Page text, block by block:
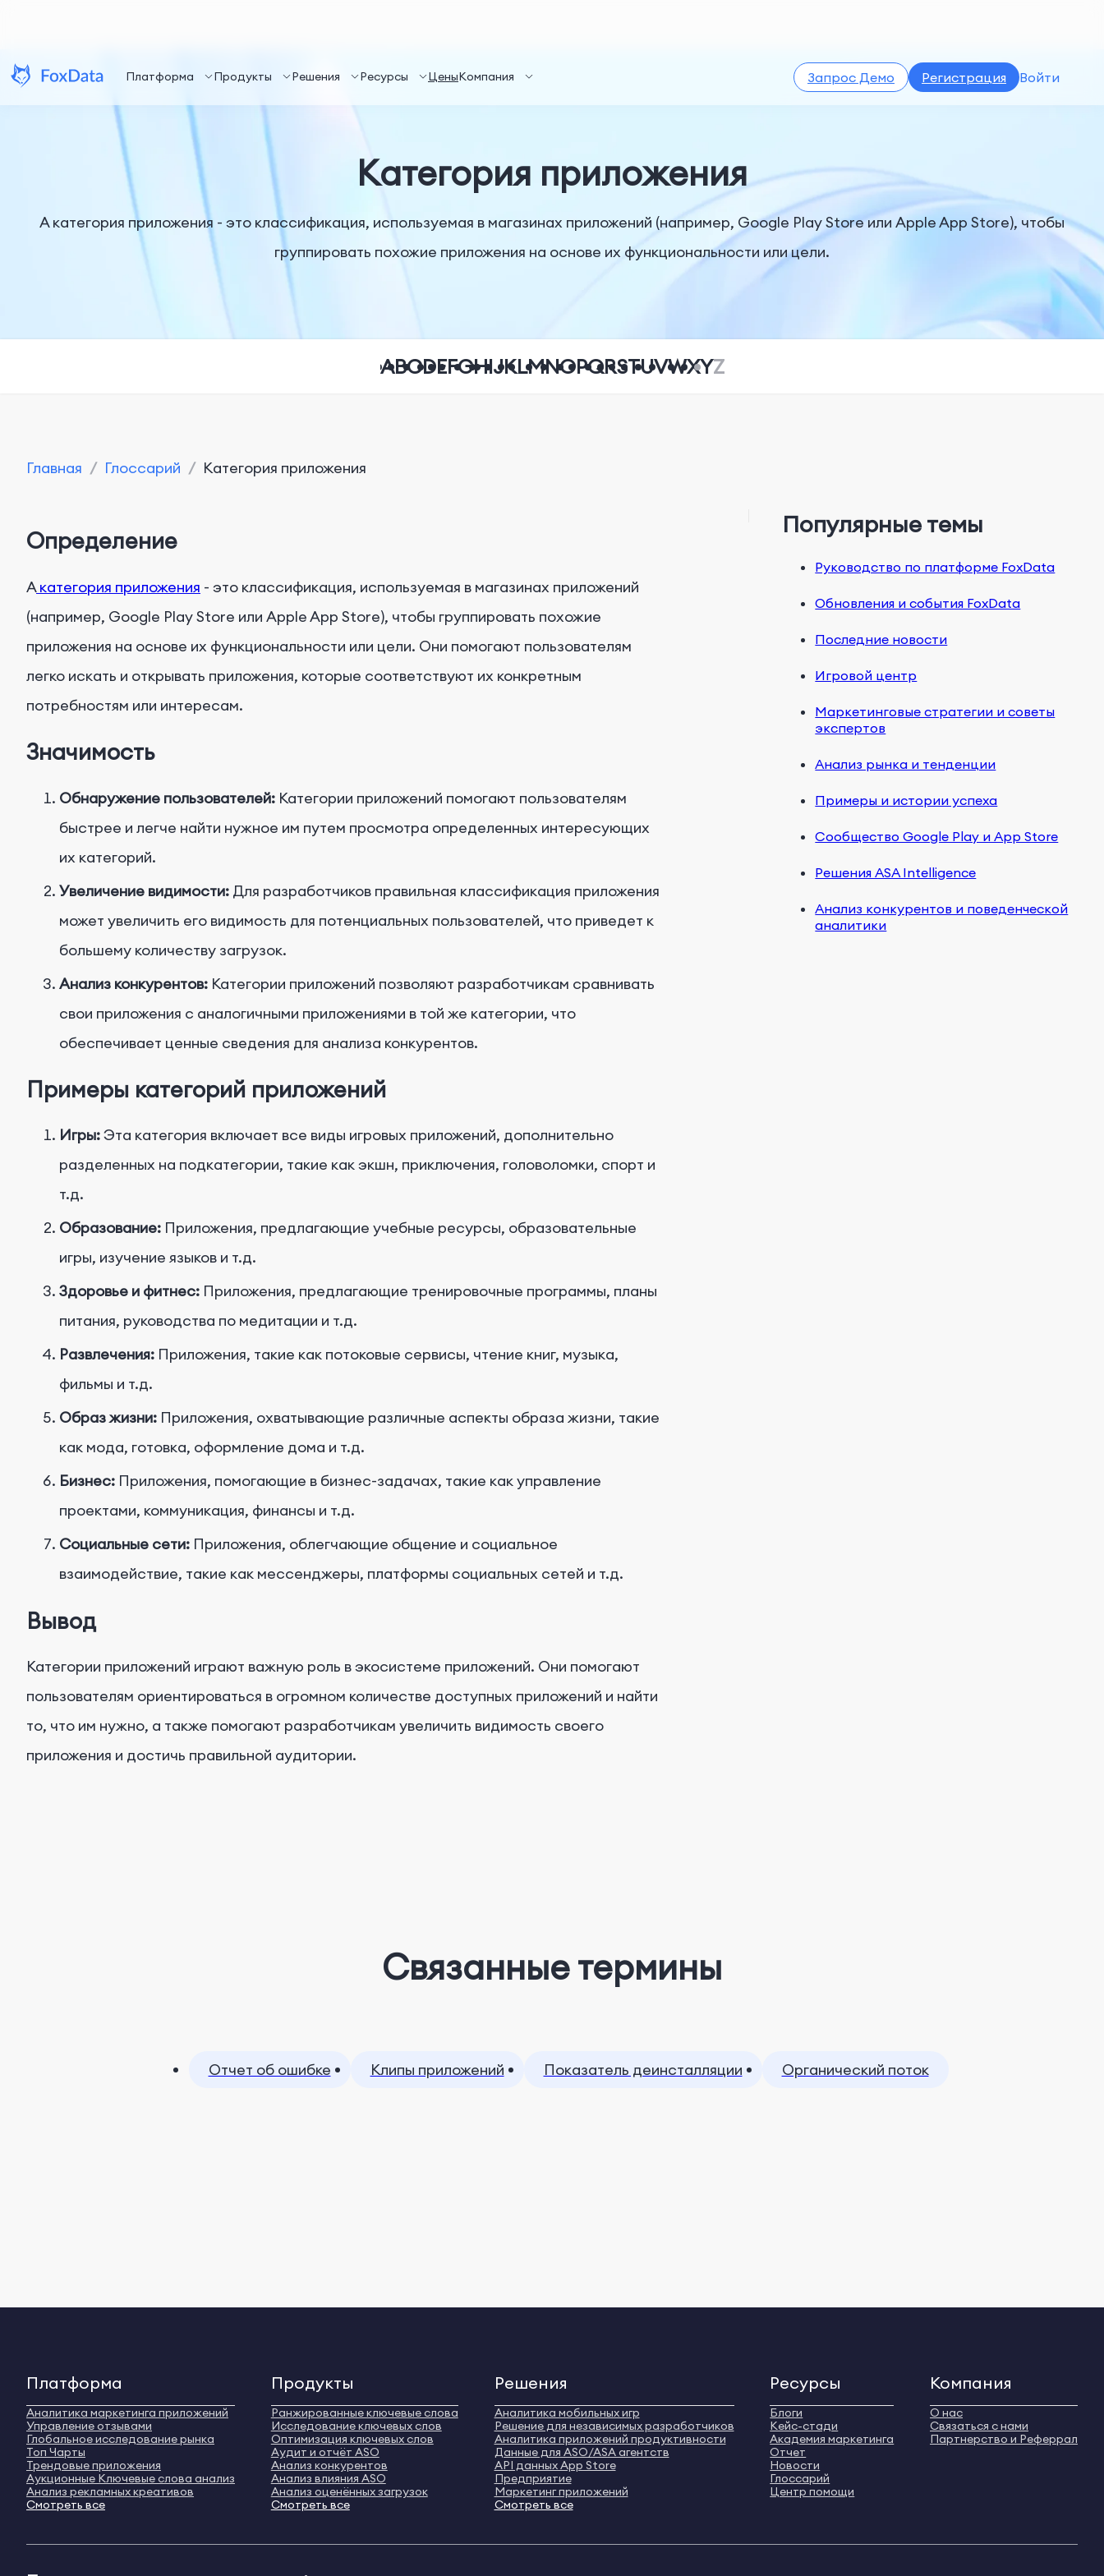
Платформа Продукты Решения Ресурсы ЦеныКомпания Запрос Демо Регистрация Войти
Kатегория приложения
А категория приложения - это классификация, используемая в магазинах приложений (например, Google Play Store или Apple App Store), чтобы
группировать похожие приложения на основе их функциональности или цели.
ABCDEFGHIJKLMNOPQRSTUVWXYZ
Главная / Глоссарий / Kатегория приложения
Определение
Акатегория приложения - это классификация, используемая в магазинах приложений
(например, Google Play Store или Apple App Store), чтобы группировать похожие
приложения на основе их функциональности или цели. Они помогают пользователям
легко искать и открывать приложения, которые соответствуют их конкретным
потребностям или интересам.
Значимость
Обнаружение пользователей: Категории приложений помогают пользователям
быстрее и легче найти нужное им путем просмотра определенных интересующих
их категорий.
Увеличение видимости: Для разработчиков правильная классификация приложения
может увеличить его видимость для потенциальных пользователей, что приведет к
большему количеству загрузок.
Анализ конкурентов: Категории приложений позволяют разработчикам сравнивать
свои приложения с аналогичными приложениями в той же категории, что
обеспечивает ценные сведения для анализа конкурентов.
Примеры категорий приложений
Игры:Эта категория включает все виды игровых приложений, дополнительно
разделенных на подкатегории, такие как экшн, приключения, головоломки, спорт и
т.д.
Образование: Приложения, предлагающие учебные ресурсы, образовательные
игры, изучение языков и т.д.
Здоровье и фитнес: Приложения, предлагающие тренировочные программы, планы
питания, руководства по медитации и т.д.
Развлечения: Приложения, такие как потоковые сервисы, чтение книг, музыка,
фильмы и т.д.
Образ жизни: Приложения, охватывающие различные аспекты образа жизни, такие
как мода, готовка, оформление дома и т.д.
Бизнес: Приложения, помогающие в бизнес-задачах, такие как управление
проектами, коммуникация, финансы и т.д.
Социальные сети: Приложения, облегчающие общение и социальное
взаимодействие, такие как мессенджеры, платформы социальных сетей и т.д.
Вывод
Категории приложений играют важную роль в экосистеме приложений. Они помогают
пользователям ориентироваться в огромном количестве доступных приложений и найти
то, что им нужно, а также помогают разработчикам увеличить видимость своего
приложения и достичь правильной аудитории.
Популярные темы
Руководство по платформе FoxData
Обновления и события FoxData
Последние новости
Игровой центр
Маркетинговые стратегии и советы
экспертов
Анализ рынка и тенденции
Примеры и истории успеха
Сообщество Google Play и App Store
Решения ASA Intelligence
Анализ конкурентов и поведенческой
аналитики
Связанные термины
Отчет об ошибке Клипы приложений Показатель деинсталляции Органический поток
Платформа
Аналитика маркетинга приложений
Управление отзывами
Глобальное исследование рынка
Топ Чарты
Трендовые приложения
Аукционные Ключевые слова анализ
Анализ рекламных креативов
Смотреть все
Продукты
Ранжированные ключевые слова
Исследование ключевых слов
Оптимизация ключевых слов
Аудит и отчёт ASO
Анализ конкурентов
Анализ влияния ASO
Анализ оценённых загрузок
Смотреть все
Решения
Аналитика мобильных игр
Решение для независимых разработчиков
Аналитика приложений продуктивности
Данные для ASO/ASA агентств
API данных App Store
Предприятие
Маркетинг приложений
Смотреть все
Ресурсы
Блоги
Кейс-стади
Академия маркетинга
Отчет
Новости
Глоссарий
Центр помощи
Компания
О нас
Связаться с нами
Партнерство и Реферрал